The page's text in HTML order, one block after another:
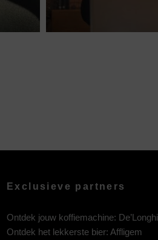
Exclusieve partners
Ontdek jouw koffiemachine: De’Longhi
Ontdek het lekkerste bier: Affligem